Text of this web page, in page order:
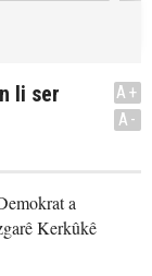
li ser
A+
A-
a
Kerkûkê